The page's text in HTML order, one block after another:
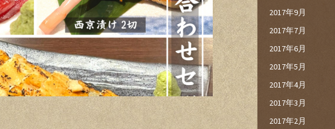
2017年9月
2017年7月
2017年6月
2017年5月
2017年4月
2017年3月
2017年2月